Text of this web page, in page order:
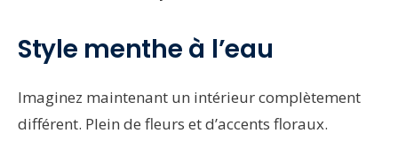
Style menthe à l’eau
Imaginez maintenant un intérieur complètement
différent. Plein de fleurs et d’accents floraux.